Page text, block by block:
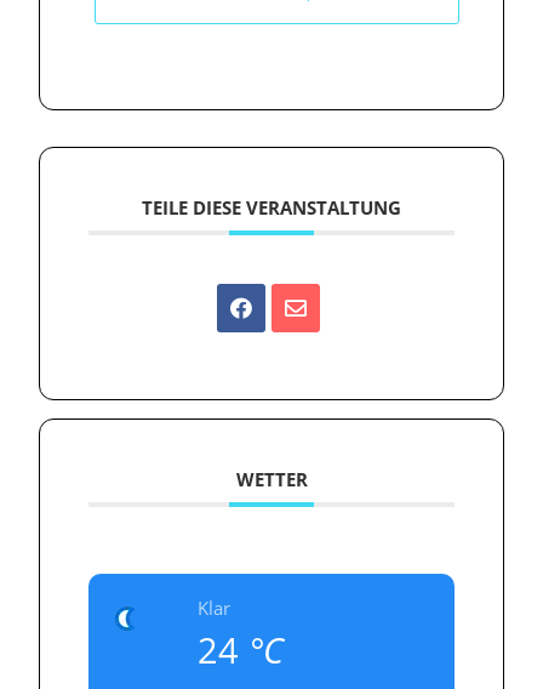
TEILE DIESE VERANSTALTUNG
WETTER
Klar
24 °C